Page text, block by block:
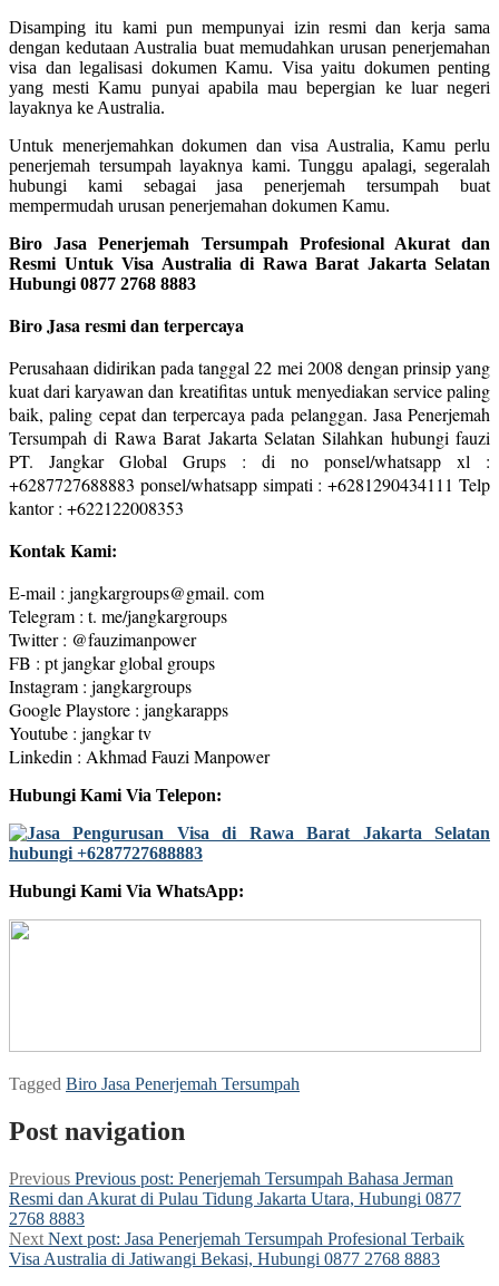
Disamping itu kami pun mempunyai izin resmi dan kerja sama
dengan kedutaan Australia buat memudahkan urusan penerjemahan
visa dan legalisasi dokumen Kamu. Visa yaitu dokumen penting
yang mesti Kamu punyai apabila mau bepergian ke luar negeri
layaknya ke Australia.
Untuk menerjemahkan dokumen dan visa Australia, Kamu perlu
penerjemah tersumpah layaknya kami. Tunggu apalagi, segeralah
hubungi kami sebagai jasa penerjemah tersumpah buat
mempermudah urusan penerjemahan dokumen Kamu.
Biro Jasa Penerjemah Tersumpah Profesional Akurat dan
Resmi Untuk Visa Australia di Rawa Barat Jakarta Selatan
Hubungi 0877 2768 8883
Biro Jasa resmi dan terpercaya
Perusahaan didirikan pada tanggal 22 mei 2008 dengan prinsip yang
kuat dari karyawan dan kreatifitas untuk menyediakan service paling
baik, paling cepat dan terpercaya pada pelanggan. Jasa Penerjemah
Tersumpah di Rawa Barat Jakarta Selatan Silahkan hubungi fauzi
PT. Jangkar Global Grups : di no ponsel/whatsapp xl :
+6287727688883 ponsel/whatsapp simpati : +6281290434111 Telp
kantor : +622122008353
Kontak Kami:
E-mail : jangkargroups@gmail. com
Telegram : t. me/jangkargroups
Twitter : @fauzimanpower
FB : pt jangkar global groups
Instagram : jangkargroups
Google Playstore : jangkarapps
Youtube : jangkar tv
Linkedin : Akhmad Fauzi Manpower
Hubungi Kami Via Telepon:
Hubungi Kami Via WhatsApp:
Tagged Biro Jasa Penerjemah Tersumpah
Post navigation
Previous Previous post: Penerjemah Tersumpah Bahasa Jerman
Resmi dan Akurat di Pulau Tidung Jakarta Utara, Hubungi 0877
2768 8883
Next Next post: Jasa Penerjemah Tersumpah Profesional Terbaik
Visa Australia di Jatiwangi Bekasi, Hubungi 0877 2768 8883